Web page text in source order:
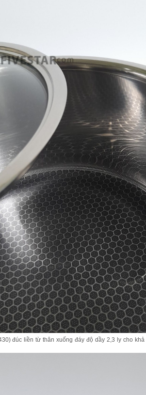
đúc liền từ thân xuống đáy độ dầy 2,3 ly cho